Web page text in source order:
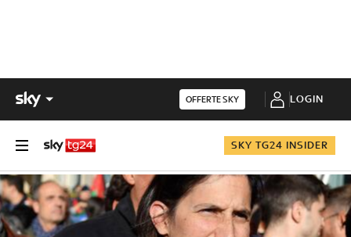
OFFERTE SKY LOGIN
SKY TG24 INSIDER